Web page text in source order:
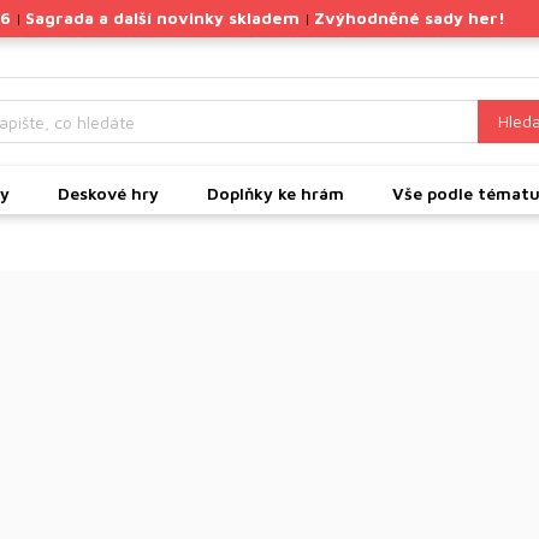
| Sagrada a další novinky skladem | Zvýhodněné sady her!
Deskové hry Doplňky ke hrám Vše podle tématu